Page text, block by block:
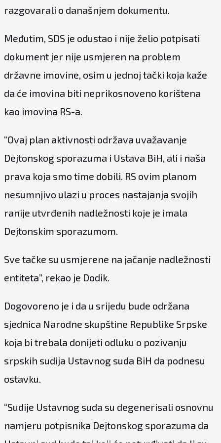
razgovarali o današnjem dokumentu.
Međutim, SDS je odustao i nije želio potpisati
dokument jer nije usmjeren na problem
državne imovine, osim u jednoj tački koja kaže
da će imovina biti neprikosnoveno korištena
kao imovina RS-a.
“Ovaj plan aktivnosti održava uvažavanje
Dejtonskog sporazuma i Ustava BiH, ali i naša
prava koja smo time dobili. RS ovim planom
nesumnjivo ulazi u proces nastajanja svojih
ranije utvrđenih nadležnosti koje je imala
Dejtonskim sporazumom.
Sve tačke su usmjerene na jačanje nadležnosti
entiteta”, rekao je Dodik.
Dogovoreno je i da u srijedu bude održana
sjednica Narodne skupštine Republike Srpske
koja bi trebala donijeti odluku o pozivanju
srpskih sudija Ustavnog suda BiH da podnesu
ostavku.
“Sudije Ustavnog suda su degenerisali osnovnu
namjeru potpisnika Dejtonskog sporazuma da